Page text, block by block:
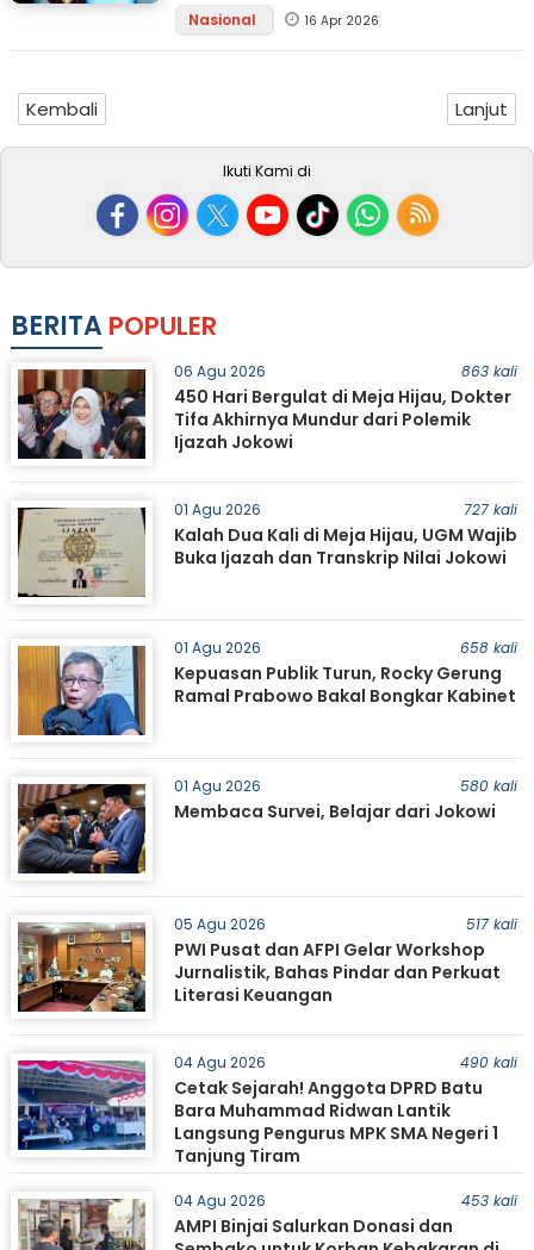
Nasional 16 Apr 2026
Kembali Lanjut
Ikuti Kami di
BERITA POPULER
06 Agu 2026 863 kali
450 Hari Bergulat di Meja Hijau, Dokter
Tifa Akhirnya Mundur dari Polemik
Ijazah Jokowi
01 Agu 2026 727 kali
Kalah Dua Kali di Meja Hijau, UGM Wajib
Buka Ijazah dan Transkrip Nilai Jokowi
01 Agu 2026 658 kali
Kepuasan Publik Turun, Rocky Gerung
Ramal Prabowo Bakal Bongkar Kabinet
01 Agu 2026 580 kali
Membaca Survei, Belajar dari Jokowi
05 Agu 2026 517 kali
PWI Pusat dan AFPI Gelar Workshop
Jurnalistik, Bahas Pindar dan Perkuat
Literasi Keuangan
04 Agu 2026 490 kali
Cetak Sejarah! Anggota DPRD Batu
Bara Muhammad Ridwan Lantik
Langsung Pengurus MPK SMA Negeri 1
Tanjung Tiram
04 Agu 2026 453 kali
AMPI Binjai Salurkan Donasi dan